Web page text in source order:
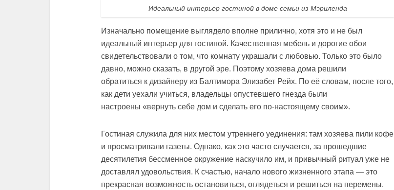
Идеальный интерьер гостиной в доме семьи из Мэриленда
Изначально помещение выглядело вполне прилично, хотя это и не был
идеальный интерьер для гостиной. Качественная мебель и дорогие обои
свидетельствовали о том, что комнату украшали с любовью. Только это было
давно, можно сказать, в другой эре. Поэтому хозяева дома решили
обратиться к дизайнеру из Балтимора Элизабет Рейх. По её словам, после того,
как дети уехали учиться, владельцы опустевшего гнезда были
настроены «вернуть себе дом и сделать его по-настоящему своим».
Гостиная служила для них местом утреннего уединения: там хозяева пили кофе
и просматривали газеты. Однако, как это часто случается, за прошедшие
десятилетия бессменное окружение наскучило им, и привычный ритуал уже не
доставлял удовольствия. К счастью, начало нового жизненного этапа — это
прекрасная возможность остановиться, оглядеться и решиться на перемены.